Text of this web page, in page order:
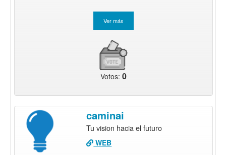
Votos: 0
caminai
Tu vision hacia el futuro
WEB